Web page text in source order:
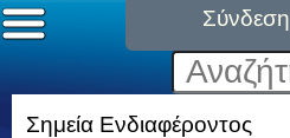
Σύνδεση
Σημεία Ενδιαφέροντος